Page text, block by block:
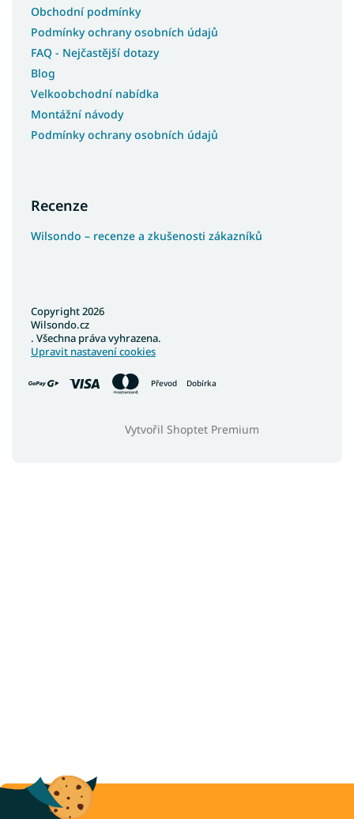
Obchodní podmínky
Podmínky ochrany osobních údajů
FAQ - Nejčastější dotazy
Blog
Velkoobchodní nabídka
Montážní návody
Podmínky ochrany osobních údajů
Recenze
Wilsondo – recenze a zkušenosti zákazníků
Převod Dobírka
Vytvořil Shoptet Premium
Copyright 2026
Wilsondo.cz
. Všechna práva vyhrazena.
Upravit nastavení cookies